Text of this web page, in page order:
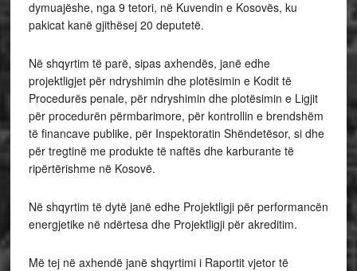
dymuajëshe, nga 9 tetori, në Kuvendin e Kosovës, ku
pakicat kanë gjithësej 20 deputetë.
Në shqyrtim të parë, sipas axhendës, janë edhe
projektligjet për ndryshimin dhe plotësimin e Kodit të
Procedurës penale, për ndryshimin dhe plotësimin e Ligjit
për procedurën përmbarimore, për kontrollin e brendshëm
të financave publike, për Inspektoratin Shëndetësor, si dhe
për tregtinë me produkte të naftës dhe karburante të
ripërtërishme në Kosovë.
Në shqyrtim të dytë janë edhe Projektligji për performancën
energjetike në ndërtesa dhe Projektligji për akreditim.
Më tej në axhendë janë shqyrtimi i Raportit vjetor të